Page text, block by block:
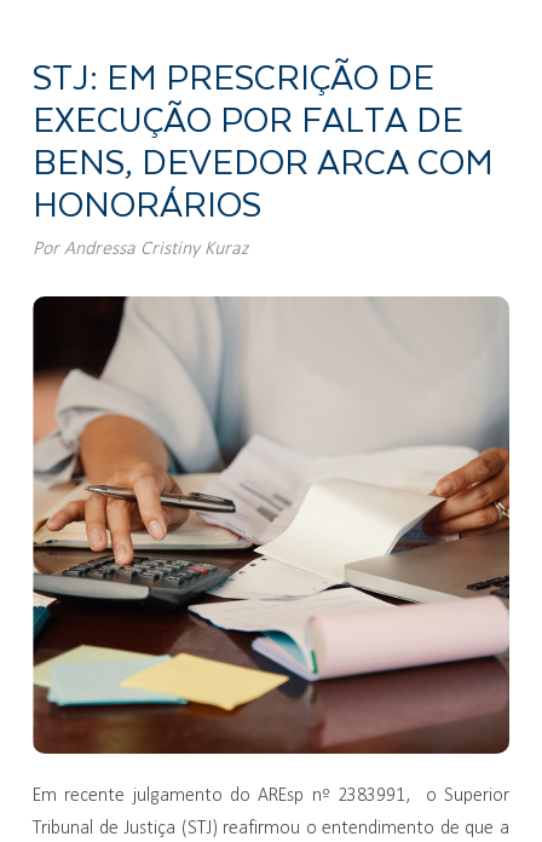
STJ: EM PRESCRIÇÃO DE
EXECUÇÃO POR FALTA DE
BENS, DEVEDOR ARCA COM
HONORÁRIOS
PorAndressa Cristiny Kuraz
Em recente julgamento do AREsp nº 2383991, o Superior
Tribunal de Justiça (STJ) reafirmou o entendimento de que a